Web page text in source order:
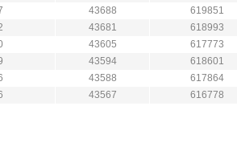
43688 619851
43681 618993
43605 617773
43594 618601
43588 617864
43567 616778